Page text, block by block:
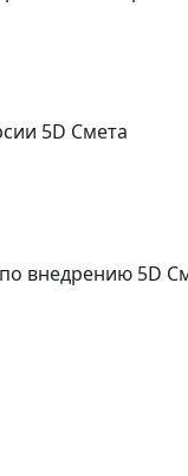
5D Смета
внедрению 5D